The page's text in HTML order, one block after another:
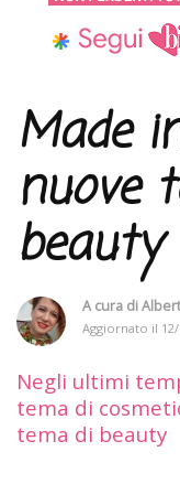
Made
nuove
beauty
A cura di
Aggiornato il
Negli ultimi
tema di
tema di beauty